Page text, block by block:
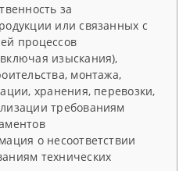
за
или связанных с
процессов
изыскания),
монтажа,
хранения, перевозки,
требованиям
о несоответствии
технических